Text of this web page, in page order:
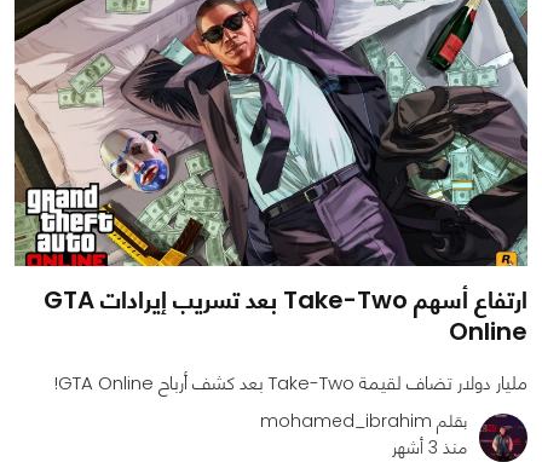
ارتفاع أسهم Take-Two بعد تسريب إيرادات GTA
Online
مليار دولار تضاف لقيمة Take-Two بعد كشف أرباح GTA Online!
بقلم mohamed_ibrahim
منذ 3 أشهر